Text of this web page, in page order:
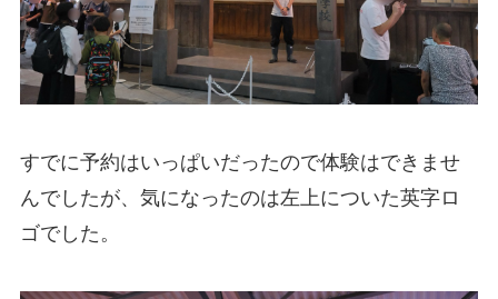
すでに予約はいっぱいだったので体験はできませ
んでしたが、気になったのは左上についた英字ロ
ゴでした。